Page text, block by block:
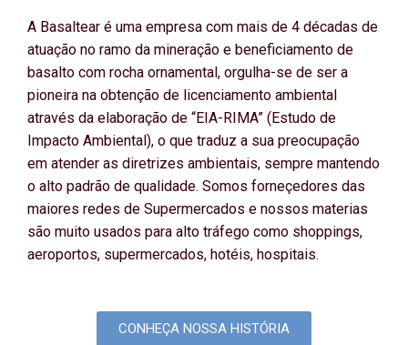
A Basaltear é uma empresa com mais de 4 décadas de
atuação no ramo da mineração e beneficiamento de
basalto com rocha ornamental, orgulha-se de ser a
pioneira na obtenção de licenciamento ambiental
através da elaboração de “EIA-RIMA” (Estudo de
Impacto Ambiental), o que traduz a sua preocupação
em atender as diretrizes ambientais, sempre mantendo
o alto padrão de qualidade. Somos forneçedores das
maiores redes de Supermercados e nossos materias
são muito usados para alto tráfego como shoppings,
aeroportos, supermercados, hotéis, hospitais.
CONHEÇA NOSSA HISTÓRIA